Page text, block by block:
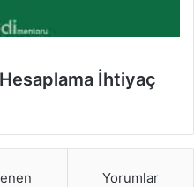
İhtiyaç
Yorumlar